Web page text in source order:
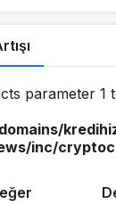
parameter 1
inc/